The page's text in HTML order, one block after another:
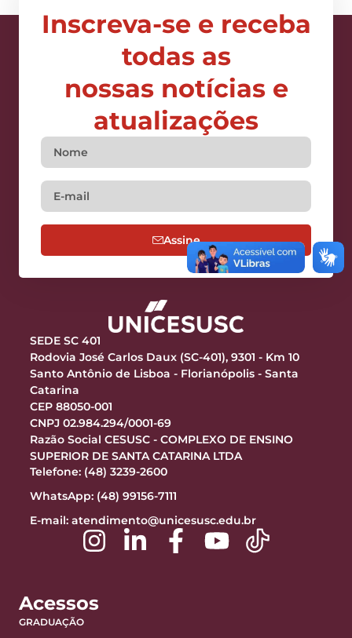
Inscreva-se e receba
todas as
nossas notícias e
atualizações
Assine
SEDE SC 401
Rodovia José Carlos Daux (SC-401), 9301 - Km 10
Santo Antônio de Lisboa - Florianópolis - Santa
Catarina
CEP 88050-001
CNPJ 02.984.294/0001-69
Razão Social CESUSC - COMPLEXO DE ENSINO
SUPERIOR DE SANTA CATARINA LTDA
Telefone: (48) 3239-2600
WhatsApp: (48) 99156-7111
E-mail: atendimento@unicesusc.edu.br
Acessos
GRADUAÇÃO